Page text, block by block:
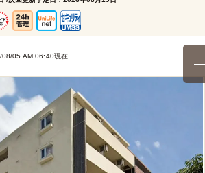
05 AM 06:40現在